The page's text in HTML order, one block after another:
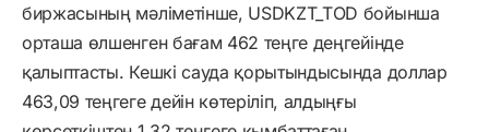
биржасының мәліметінше, USDKZT_TOD бойынша
орташа өлшенген бағам 462 теңге деңгейінде
қалыптасты. Кешкі сауда қорытындысында доллар
463,09 теңгеге дейін көтеріліп, алдыңғы